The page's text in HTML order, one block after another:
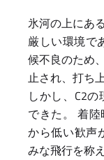
氷河の上にあ
厳しい環境で
候不良のため
止され、打ち
しかし、C2
できた。 着陸
から低い歓声
みな飛行を称